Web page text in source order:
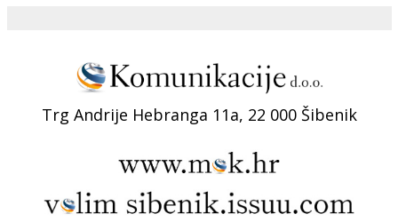
Trg Andrije Hebranga 11a, 22 000 Šibenik